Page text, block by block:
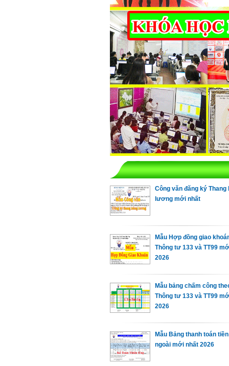
Công văn đăng ký Thang
lương mới nhất
Mẫu Hợp đồng giao
Thông tư 133 và TT99
2026
Mẫu bảng chấm công
Thông tư 133 và TT99
2026
Mẫu Bảng thanh toán
ngoài mới nhất 2026